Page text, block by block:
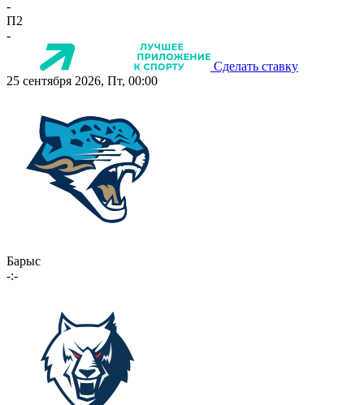
-
П2
-
Сделать ставку
25 сентября 2026, Пт, 00:00
Барыс
-:-